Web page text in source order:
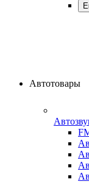
Автотовары